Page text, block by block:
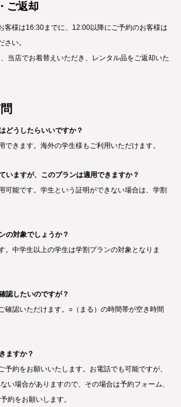
ご返却
客様は16:30までに、12:00以降にご予約のお客様は
い。
当店でお着替えいただき、レンタル品をご返却いた
どうしたらいいですか？
できます。海外の学生様もご利用いただけます。
いますが、このプランは適用できますか？
可能です。学生という証明ができない場合は、学割
の対象でしょうか？
。中学生以上の学生は学割プランの対象となりま
認したいのですが？
確認いただけます。○（まる）の時間帯が空き時間
ますか？
予約をお願いいたします。お電話でも可能ですが、
い場合がありますので、その場合は予約フォーム、
約をお願いします。